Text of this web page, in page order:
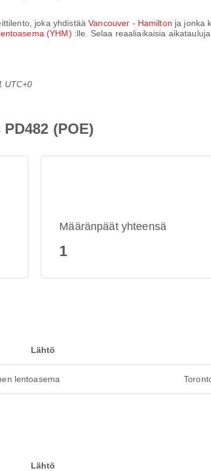
joka yhdistääVancouver - Hamilton ja jonka
(YHM) :lle. Selaa reaaliaikaisia
UTC+0
(POE)
Määränpäät yhteensä
1
Lähtö
lentoasema
Lähtö